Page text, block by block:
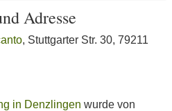
Adresse
, Stuttgarter Str. 30, 79211
in Denzlingen wurde von